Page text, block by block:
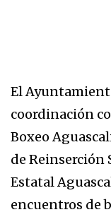
El
coordinación
Boxeo
de Reinserción
Estatal
encuentros de